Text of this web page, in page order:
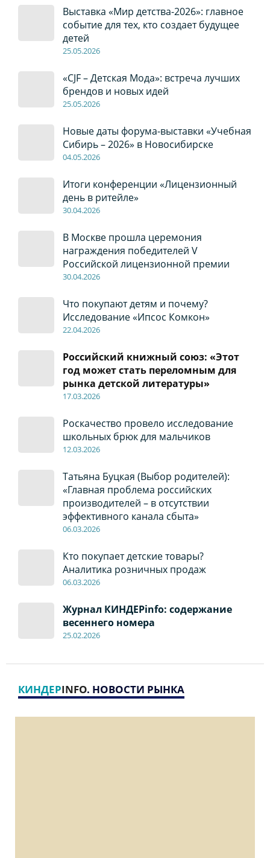
Выставка «Мир детства-2026»: главное
событие для тех, кто создает будущее
детей
25.05.2026
«CJF – Детская Мода»: встреча лучших
брендов и новых идей
25.05.2026
Новые даты форума-выставки «Учебная
Сибирь – 2026» в Новосибирске
04.05.2026
Итоги конференции «Лицензионный
день в ритейле»
30.04.2026
В Москве прошла церемония
награждения победителей V
Российской лицензионной премии
30.04.2026
Что покупают детям и почему?
Исследование «Ипсос Комкон»
22.04.2026
Российский книжный союз: «Этот
год может стать переломным для
рынка детской литературы»
17.03.2026
Роскачество провело исследование
школьных брюк для мальчиков
12.03.2026
Татьяна Буцкая (Выбор родителей):
«Главная проблема российских
производителей – в отсутствии
эффективного канала сбыта»
06.03.2026
Кто покупает детские товары?
Аналитика розничных продаж
06.03.2026
Журнал КИНДЕРinfo: содержание
весеннего номера
25.02.2026
КИНДЕРINFO. НОВОСТИ РЫНКА